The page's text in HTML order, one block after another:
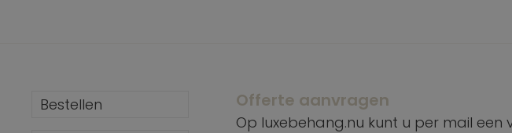
Bestellen
Offerte aanvragen
Op luxebehang.nu kunt u per mail